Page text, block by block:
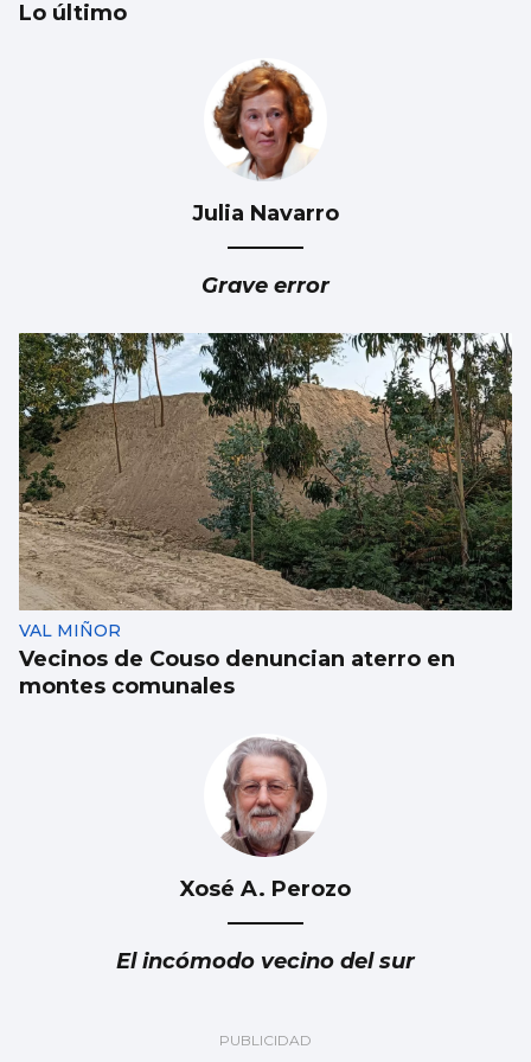
AVALANCHA EN LA FRONTERA
Lo último
Julia Navarro
Grave error
VAL MIÑOR
Vecinos de Couso denuncian aterro en
montes comunales
Xosé A. Perozo
El incómodo vecino del sur